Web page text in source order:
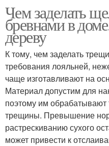
Чем заделать
бревнами в
дереву
К тому, чем заделать
требования лояльней,
чаще изготавливают на
Материал допустим для
поэтому им обрабатывают
трещины. Превышение
растрескиванию сухого
может привести к